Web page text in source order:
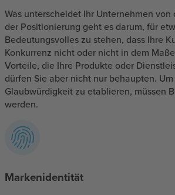
Was unterscheidet Ihr Unternehmen von
der Positionierung geht es darum, für
Bedeutungsvolles zu stehen, dass Ihre
Konkurrenz nicht oder nicht in dem
Vorteile, die Ihre Produkte oder
dürfen Sie aber nicht nur behaupten.
Glaubwürdigkeit zu etablieren, müssen
werden.
Markenidentität